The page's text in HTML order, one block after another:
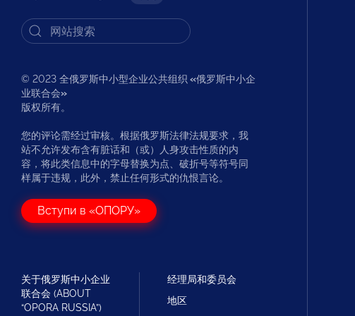
© 2023 全俄罗斯中小型企业公共组织 «俄罗斯中小企
业联合会»
版权所有。
您的评论需经过审核。根据俄罗斯法律法规要求，我
站不允许发布含有脏话和（或）人身攻击性质的内
容，将此类信息中的字母替换为点、破折号等符号同
样属于违规，此外，禁止任何形式的仇恨言论。
Вступи в «ОПОРУ»
关于俄罗斯中小企业
联合会 (ABOUT
“OPORA RUSSIA”)
经理局和委员会
地区